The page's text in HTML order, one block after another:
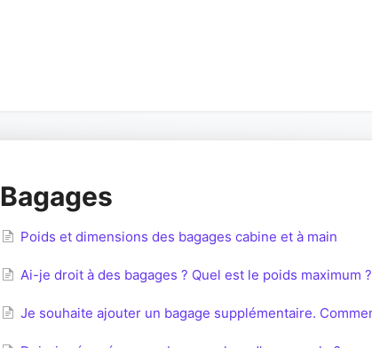
Bagages
Poids et dimensions des bagages cabine et à main
Ai-je droit à des bagages ? Quel est le poids maximum ?
Je souhaite ajouter un bagage supplémentaire.